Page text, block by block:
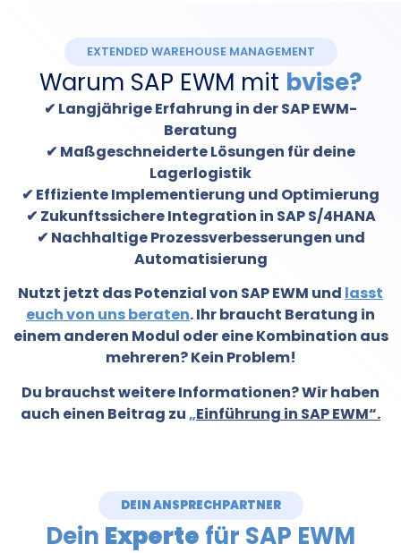
EXTENDED WAREHOUSE MANAGEMENT
Warum SAP EWM mit bvise?
✔ Langjährige Erfahrung in der SAP EWM-
Beratung
✔ Maßgeschneiderte Lösungen für deine
Lagerlogistik
✔ Effiziente Implementierung und Optimierung
✔ Zukunftssichere Integration in SAP S/4HANA
✔ Nachhaltige Prozessverbesserungen und
Automatisierung
Nutzt jetzt das Potenzial von SAP EWM und lasst
euch von uns beraten. Ihr braucht Beratung in
einem anderen Modul oder eine Kombination aus
mehreren? Kein Problem!
Du brauchst weitere Informationen? Wir haben
auch einen Beitrag zu „Einführung in SAP EWM“.
DEIN ANSPRECHPARTNER
Dein Experte für SAP EWM